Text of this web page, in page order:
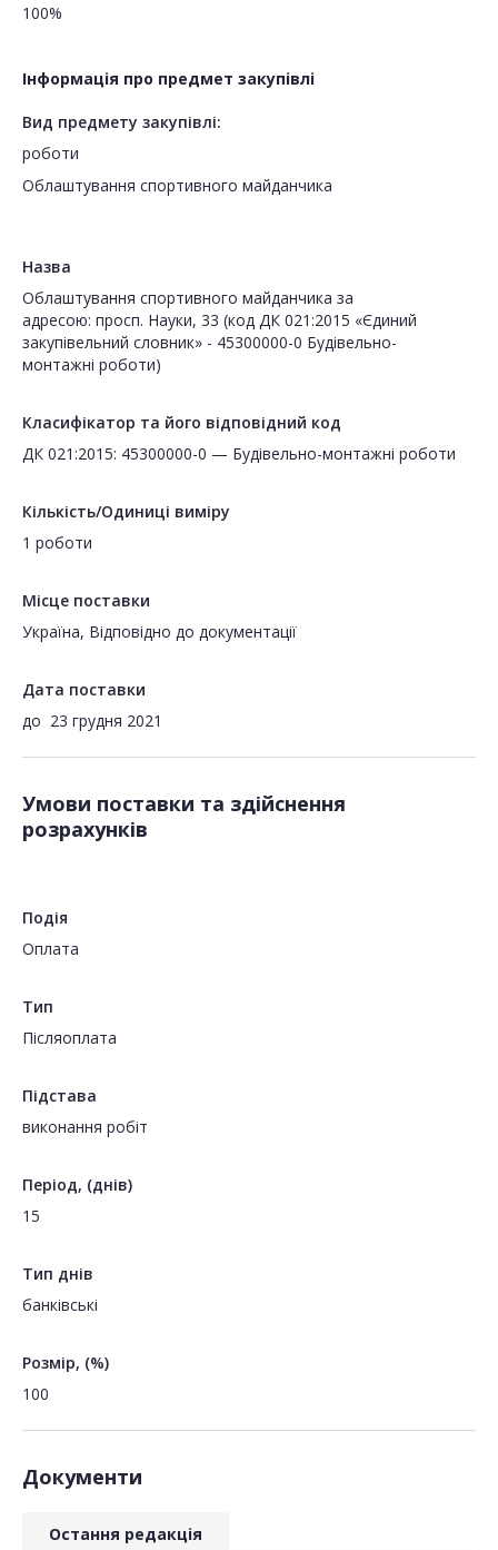
100%
Інформація про предмет закупівлі
Вид предмету закупівлі:
роботи
Облаштування спортивного майданчика
Назва
Облаштування спортивного майданчика за
адресою: просп. Науки, 33 (код ДК 021:2015 «Єдиний
закупівельний словник» - 45300000-0 Будівельно-
монтажні роботи)
Класифікатор та його відповідний код
ДК 021:2015: 45300000-0 — Будівельно-монтажні роботи
Кількість/Одиниці виміру
1 роботи
Місце поставки
Україна, Відповідно до документації
Дата поставки
до 23 грудня 2021
Умови поставки та здійснення
розрахунків
Подія
Оплата
Тип
Пiсляоплата
Підстава
виконання робіт
Період, (днів)
15
Тип днів
банківські
Розмір, (%)
100
Документи
Остання редакція